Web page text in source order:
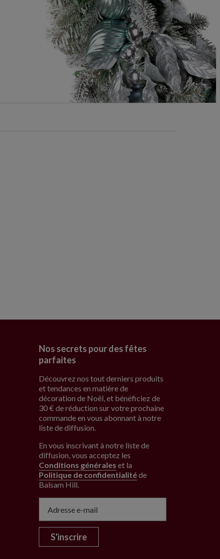
Nos secrets pour des fêtes
parfaites
Découvrez nos tout derniers produits
et tendances en matière de
décoration de Noël, et bénéficiez de
30 € de réduction sur votre prochaine
commande en vous abonnant à notre
liste de diffusion.
En vous inscrivant à notre liste de
diffusion, vous acceptez les
Conditions générales et la
Politique de confidentialitéde
Balsam Hill.
S'inscrire